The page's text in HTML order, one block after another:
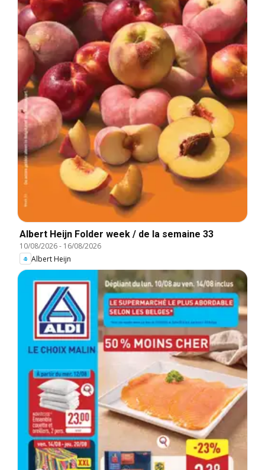
Albert Heijn Folder week / de la semaine 33
10/08/2026- 16/08/2026
Albert Heijn